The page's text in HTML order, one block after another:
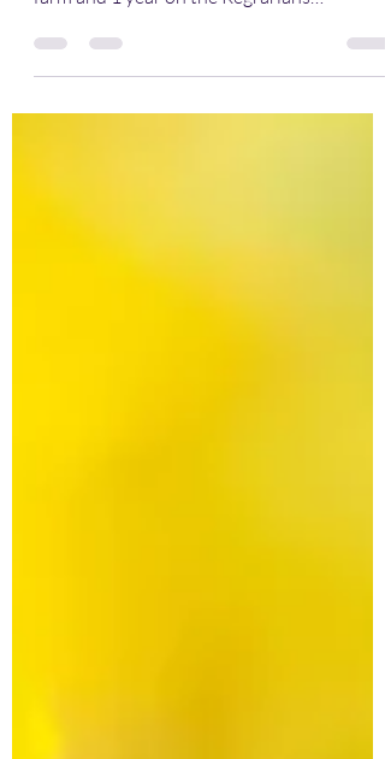
ROC37 Italy Our R egrarians O pen C
onsultancy Masterclass with 2 days on-
farm and 1 year on the Regrarians